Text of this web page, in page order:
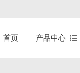
首页 产品中心